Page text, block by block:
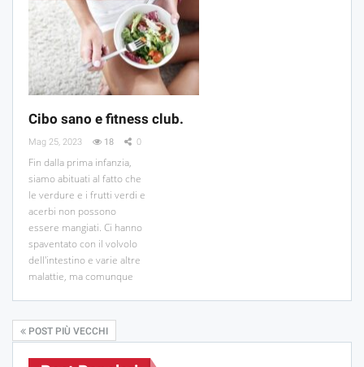
Cibo sano e fitness club.
Mag 25, 2023 18 0
Fin dalla prima infanzia,
siamo abituati al fatto che
le verdure e i frutti verdi e
acerbi non possono
essere mangiati. Ci hanno
spaventato con il volvolo
dell'intestino e varie altre
malattie, ma comunque
POST PIÙ VECCHI